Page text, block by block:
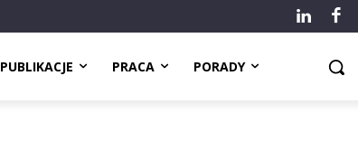
PUBLIKACJE PRACA PORADY